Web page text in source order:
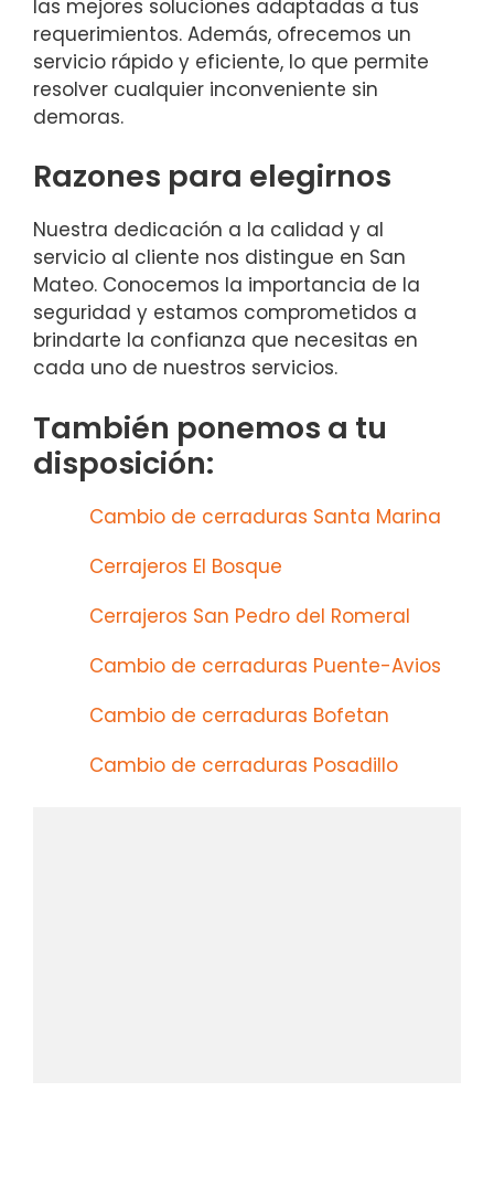
las mejores soluciones adaptadas a tus
requerimientos. Además, ofrecemos un
servicio rápido y eficiente, lo que permite
resolver cualquier inconveniente sin
demoras.
Razones para elegirnos
Nuestra dedicación a la calidad y al
servicio al cliente nos distingue en San
Mateo. Conocemos la importancia de la
seguridad y estamos comprometidos a
brindarte la confianza que necesitas en
cada uno de nuestros servicios.
También ponemos a tu
disposición:
Cambio de cerraduras Santa Marina
Cerrajeros El Bosque
Cerrajeros San Pedro del Romeral
Cambio de cerraduras Puente-Avios
Cambio de cerraduras Bofetan
Cambio de cerraduras Posadillo